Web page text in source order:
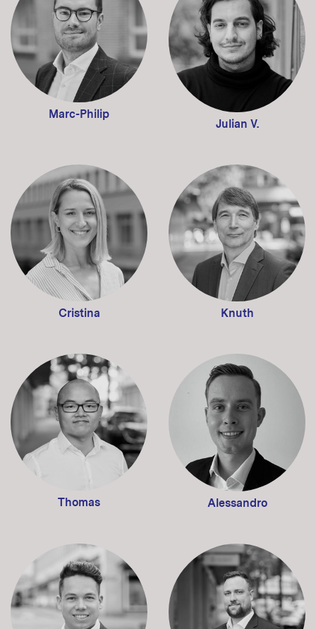
Marc-Philip
Julian V.
Cristina Knuth
Thomas Alessandro